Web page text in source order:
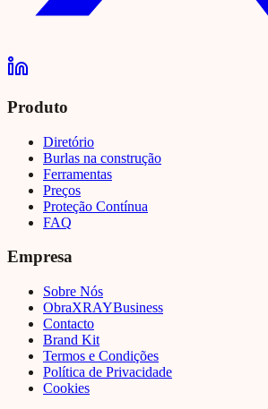
Produto
Diretório
Burlas na construção
Ferramentas
Preços
Proteção Contínua
FAQ
Empresa
Sobre Nós
ObraXRAYBusiness
Contacto
Brand Kit
Termos e Condições
Política de Privacidade
Cookies